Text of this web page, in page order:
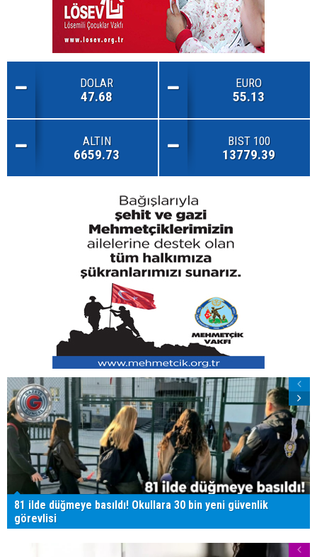
DOLAR
47.68
EURO
55.13
ALTIN
6659.73
BIST 100
13779.39
81 ilde düğmeye basıldı! Okullara 30 bin yeni güvenlik
görevlisi